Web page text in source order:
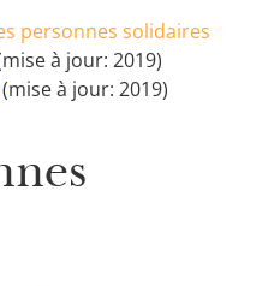
personnes solidaires
à jour: 2019)
(mise à jour: 2019)